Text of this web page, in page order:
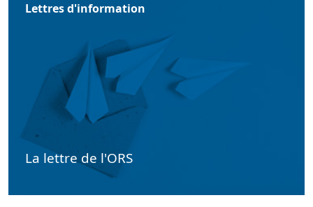
Lettres d'information
La lettre de l'ORS